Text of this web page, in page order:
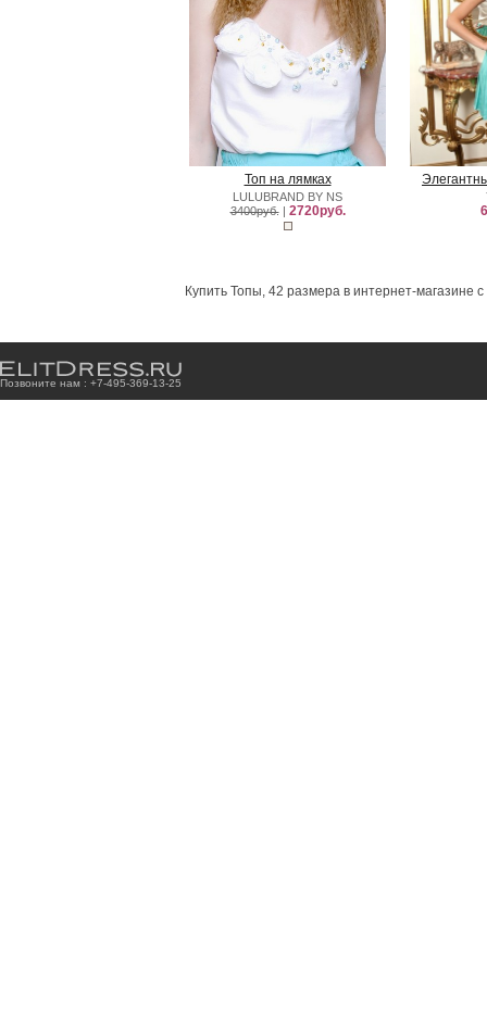
Топ на лямках
LULUBRAND BY NS
3400руб.| 2720руб.
Купить Топы, 42 размера в интернет-магазине
Позвоните нам : +7-495-369-13-25